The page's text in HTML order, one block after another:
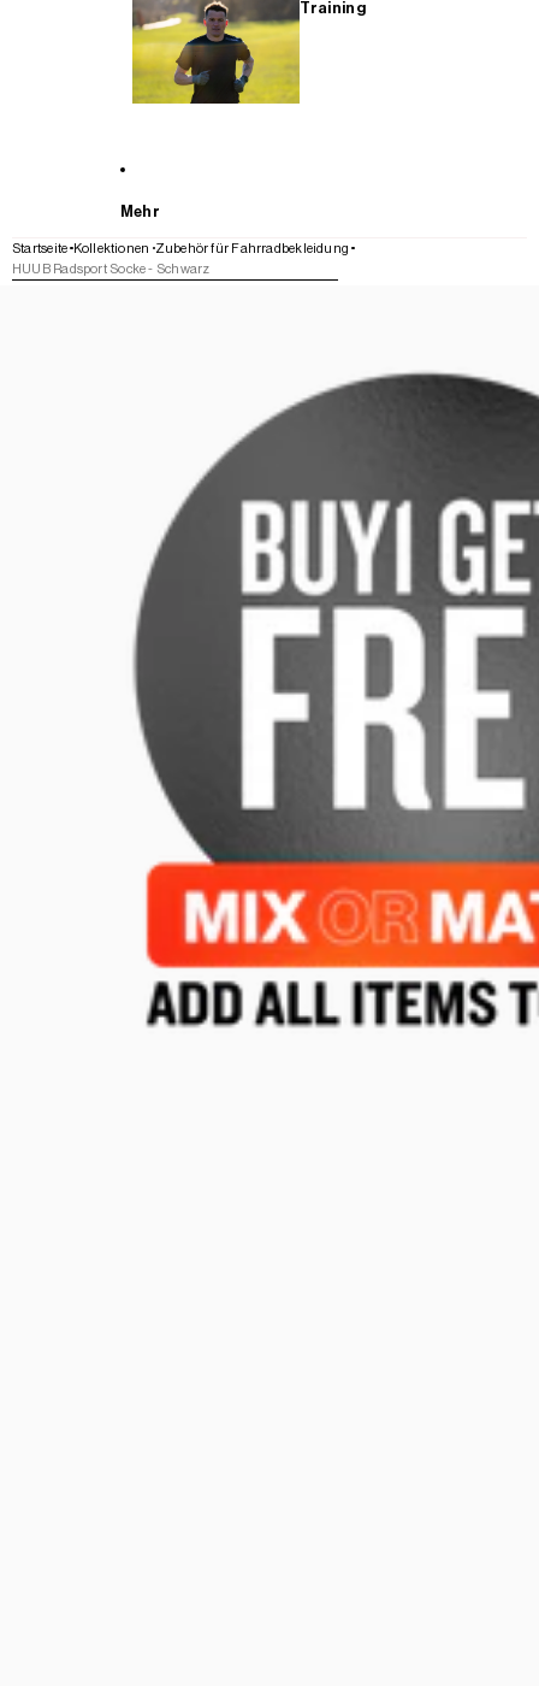
Training
Mehr
Startseite Kollektionen Zubehör für Fahrradbekleidung
HUUB Radsport Socke - Schwarz
WEITER ZU DEN PRODUKTINFORMATIONEN